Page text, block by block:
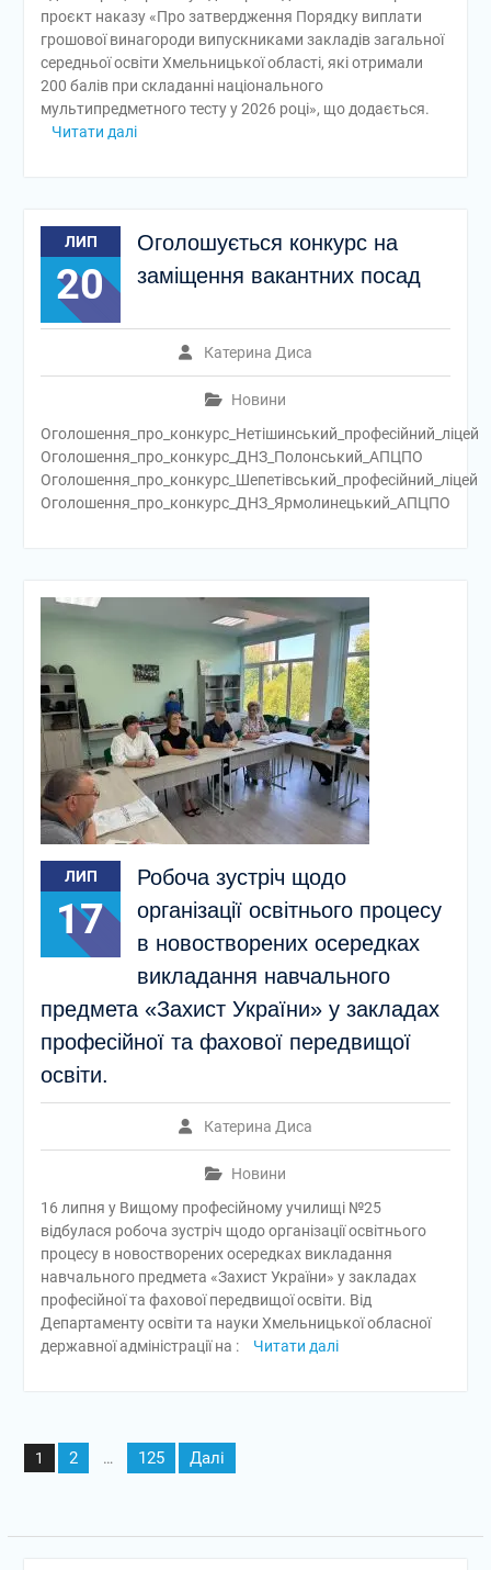
проєкт наказу «Про затвердження Порядку виплати
грошової винагороди випускниками закладів загальної
середньої освіти Хмельницької області, які отримали
200 балів при складанні національного
мультипредметного тесту у 2026 році», що додається.
Читати далі
ЛИП
20
Оголошується конкурс на
заміщення вакантних посад
Катерина Диса
Новини
Оголошення_про_конкурс_Нетішинський_професійний_ліцей
Оголошення_про_конкурс_ДНЗ_Полонський_АПЦПО
Оголошення_про_конкурс_Шепетівський_професійний_ліцей
Оголошення_про_конкурс_ДНЗ_Ярмолинецький_АПЦПО
ЛИП
17
Робоча зустріч щодо
організації освітнього процесу
в новостворених осередках
викладання навчального
предмета «Захист України» у закладах
професійної та фахової передвищої
освіти.
Катерина Диса
Новини
16 липня у Вищому професійному училищі №25
відбулася робоча зустріч щодо організації освітнього
процесу в новостворених осередках викладання
навчального предмета «Захист України» у закладах
професійної та фахової передвищої освіти. Від
Департаменту освіти та науки Хмельницької обласної
державної адміністрації на :
Читати далі
Пагінація
записів
1 2 … 125 Далі